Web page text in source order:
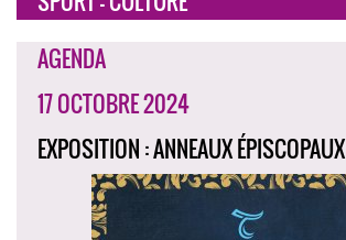
AGENDA
17 OCTOBRE 2024
EXPOSITION : ANNEAUX ÉPISCOPAUX